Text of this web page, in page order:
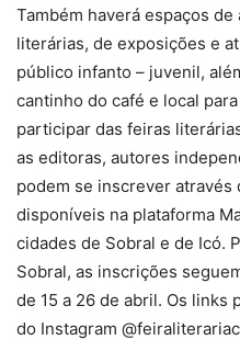
Também haverá espaços
literárias, de exposições e
público infanto – juvenil,
cantinho do café e local
participar das feiras
as editoras, autores
podem se inscrever através
disponíveis na plataforma
cidades de Sobral e de Icó.
Sobral, as inscrições
de 15 a 26 de abril. Os links
do Instagram